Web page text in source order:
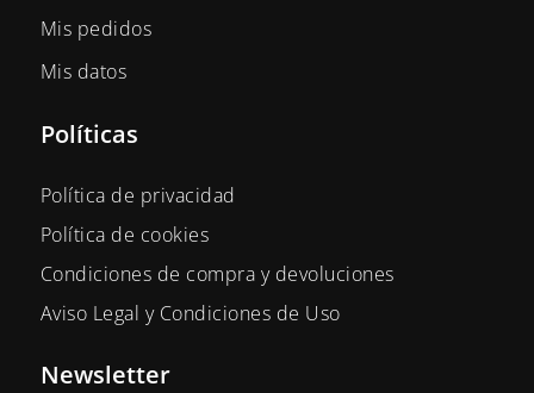
Mis pedidos
Mis datos
Políticas
Política de privacidad
Política de cookies
Condiciones de compra y devoluciones
Aviso Legal y Condiciones de Uso
Newsletter